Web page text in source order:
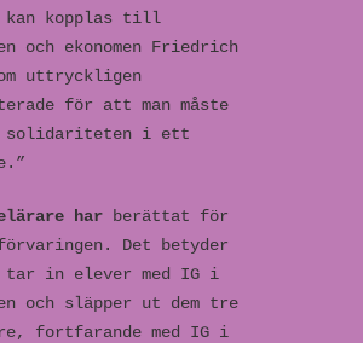
kan kopplas till
och ekonomen Friedrich
uttryckligen
för att man måste
solidariteten i ett
har berättat för
Det betyder
tar in elever med IG i
och släpper ut dem tre
fortfarande med IG i